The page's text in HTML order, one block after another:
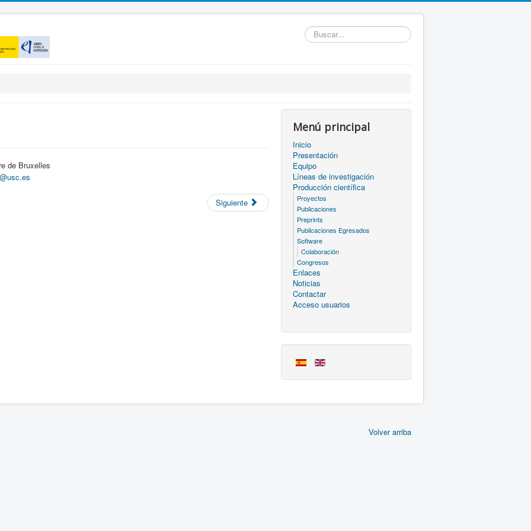
Buscar...
de Bruxelles
Siguiente
Menú principal
Inicio
Presentación
Equipo
Líneas de investigación
Producción científica
Proyectos
Publicaciones
Preprints
Publicaciones Egresados
Software
Colaboración
Congresos
Enlaces
Noticias
Contactar
Acceso usuarios
Volver arriba